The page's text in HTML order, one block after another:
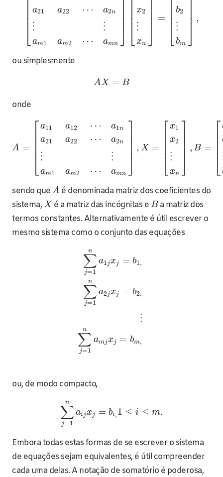
⎣
⎢⎢⎢⎢
a21
⋮
am1
a22
am2
⋯
⋯
a2n
⋮
amn ⎦
⎥⎥⎥⎥ ⎣
⎢⎢⎢⎢
x2
⋮
xn ⎦
⎥⎥⎥⎥ =
⎣
⎢⎢⎢⎢
b2
⋮
bm ⎦
⎥⎥⎥⎥ ,
ou simplesmente
AX = B
onde
A =
⎡
⎣
⎢⎢⎢⎢
a11
a21
⋮
am1
a12
a22
am2
⋯
⋯
⋯
a1n
a2n
⋮
amn
⎤
⎦
⎥⎥⎥⎥ , X =
⎡
⎣
⎢⎢⎢⎢
x1
x2
⋮
xn
⎤
⎦
⎥⎥⎥⎥ , B =
⎡
⎣
⎢⎢⎢⎢
sendo que A é denominada matriz dos coeficientes do
sistema, Xé a matriz das incógnitas e Ba matriz dos
termos constantes. Alternativamente é útil escrever o
mesmo sistema como o conjunto das equações
∑
j=1
n
a1jxj = b1,
∑
j=1
n
a2jxj = b2,
⋮
∑
j=1
n
amjxj = bm,
ou, de modo compacto,
∑
j=1
n
aijxj = bi,1 ≤ i ≤ m.
Embora todas estas formas de se escrever o sistema
de equações sejam equivalentes, é útil compreender
cada uma delas. A notação de somatório é poderosa,